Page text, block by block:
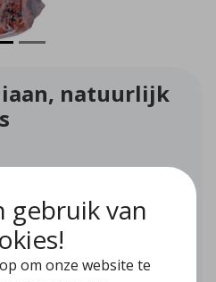
natuurlijk
ontstaan is uit snel
gebruik van
om onze website te